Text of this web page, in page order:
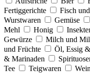
Fertiggerichte
Fisch
Wurstwaren
Gemüse
Mehl
Honig
Gewürze
Milch und
und Früchte
Öl, Essig
& Marinaden
Tee
Teigwaren